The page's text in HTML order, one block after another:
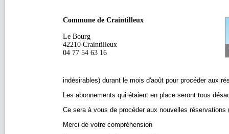
Commune de Craintilleux
Le Bourg
42210 Craintilleux
04 77 54 63 16
indésirables) durant le mois d'août pour procéder aux
Les abonnements qui étaient en place seront tous
Ce sera à vous de procéder aux nouvelles
Merci de votre compréhension